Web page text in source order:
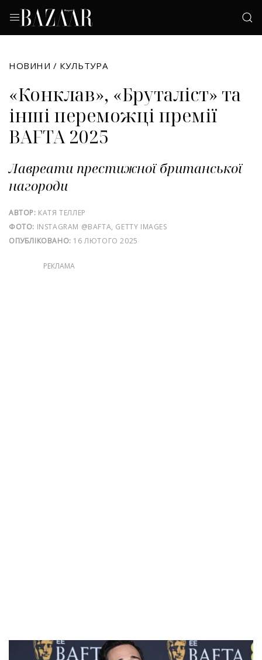
НОВИНИ / КУЛЬТУРА
«Конклав», «Бруталіст» та
інші переможці премії
BAFTA 2025
Лавреати престижної британської
нагороди
АВТОР: КАТЯ ТЕЛЛЕР
ФОТО: INSTAGRAM @BAFTA, GETTY IMAGES
ОПУБЛІКОВАНО: 16 ЛЮТОГО 2025